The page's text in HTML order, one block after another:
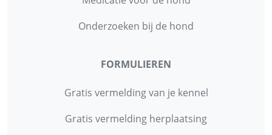
Onderzoeken bij de hond
FORMULIEREN
Gratis vermelding van je kennel
Gratis vermelding herplaatsing